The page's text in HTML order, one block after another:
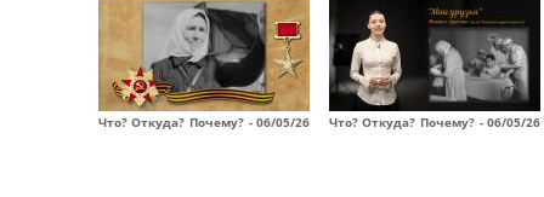
Что? Откуда? Почему? - 06/05/26 Что? Откуда? Почему? - 06/05/26